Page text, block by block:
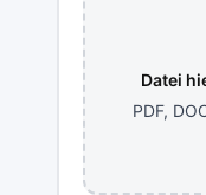
Datei
PDF,